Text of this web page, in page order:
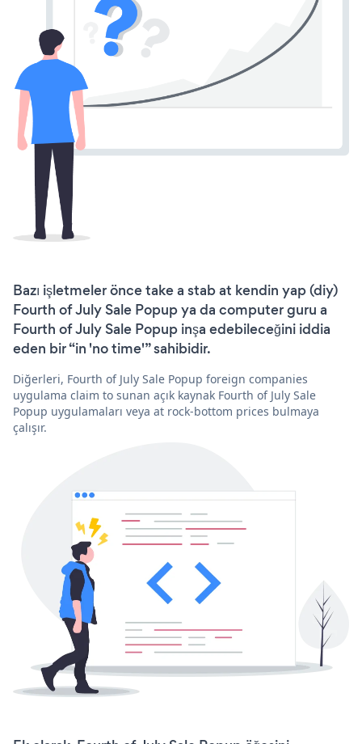
Bazı işletmeler önce take a stab at kendin yap (diy)
Fourth of July Sale Popup ya da computer guru a
Fourth of July Sale Popup inşa edebileceğini iddia
eden bir “in 'no time'” sahibidir.
Diğerleri, Fourth of July Sale Popup foreign companies
uygulama claim to sunan açık kaynak Fourth of July Sale
Popup uygulamaları veya at rock-bottom prices bulmaya
çalışır.